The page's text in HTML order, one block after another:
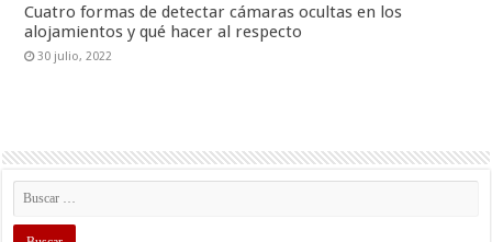
Cuatro formas de detectar cámaras ocultas en los
alojamientos y qué hacer al respecto
30 julio, 2022